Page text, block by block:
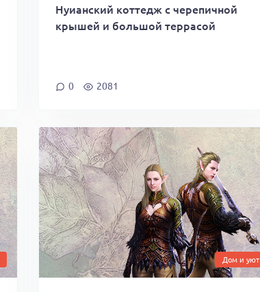
Нуианский коттедж с черепичной
крышей и большой террасой
0 2081
Дом и уют